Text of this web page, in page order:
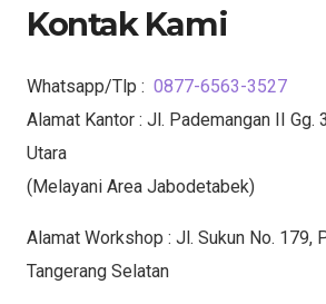
Kontak Kami
Whatsapp/Tlp : 0877-6563-3527
Alamat Kantor : Jl. Pademangan II Gg.
Utara
(Melayani Area Jabodetabek)
Alamat Workshop : Jl. Sukun No. 179,
Tangerang Selatan